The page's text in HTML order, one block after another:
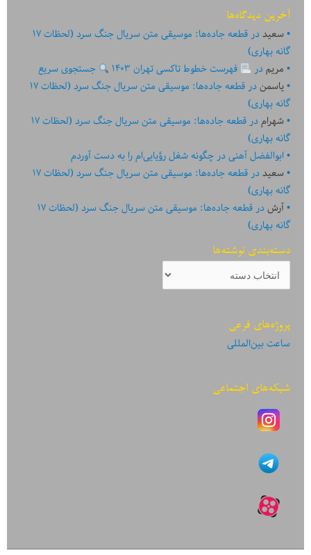
آخرین دیدگاه‌ها
سعیددر
قطعه جاده‌ها: موسیقی متن سریال جنگ سرد (لحظات ۱۷
گانه بهاری)
مریمدر فهرست خطوط تاکسی تهران ۱۴۰۳
جستجوی سریع
یاسمندر
قطعه جاده‌ها: موسیقی متن سریال جنگ سرد (لحظات ۱۷
گانه بهاری)
شهرامدر
قطعه جاده‌ها: موسیقی متن سریال جنگ سرد (لحظات ۱۷
گانه بهاری)
ابوالفضل آهنیدرچگونه شغل رؤیایی‌ام را به دست آوردم
سعیددر
قطعه جاده‌ها: موسیقی متن سریال جنگ سرد (لحظات ۱۷
گانه بهاری)
آرشدر
قطعه جاده‌ها: موسیقی متن سریال جنگ سرد (لحظات ۱۷
گانه بهاری)
دسته‌بندی نوشته‌ها
دسته‌بندی
نوشته‌ها
پروژه‌های فرعی
ساعت بین‌المللی
شبکه‌های اجتماعی